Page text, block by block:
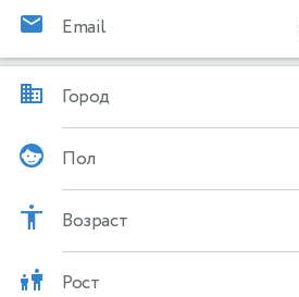
Email
Город
Пол
Возраст
Рост